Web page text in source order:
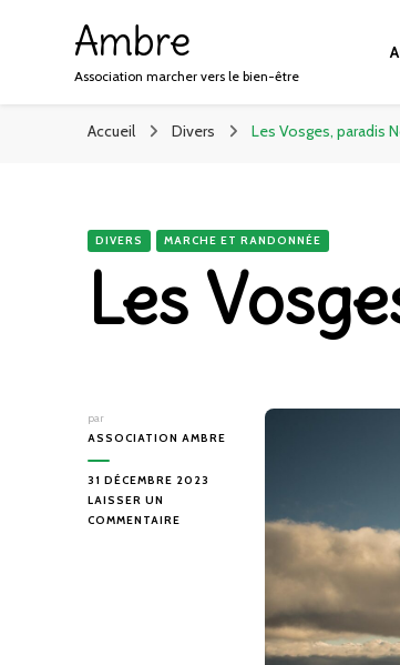
Ambre
Association marcher vers le bien-être
Accueil Divers Les Vosges, paradis
DIVERS MARCHE ET RANDONNÉE
Les
par
ASSOCIATION AMBRE
31 DÉCEMBRE 2023
LAISSER UN
COMMENTAIRE